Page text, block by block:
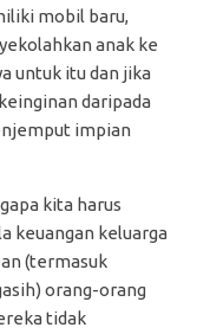
mobil baru,
anak ke
untuk itu dan jika
daripada
impian
kita harus
keuangan keluarga
(termasuk
orang-orang
tidak